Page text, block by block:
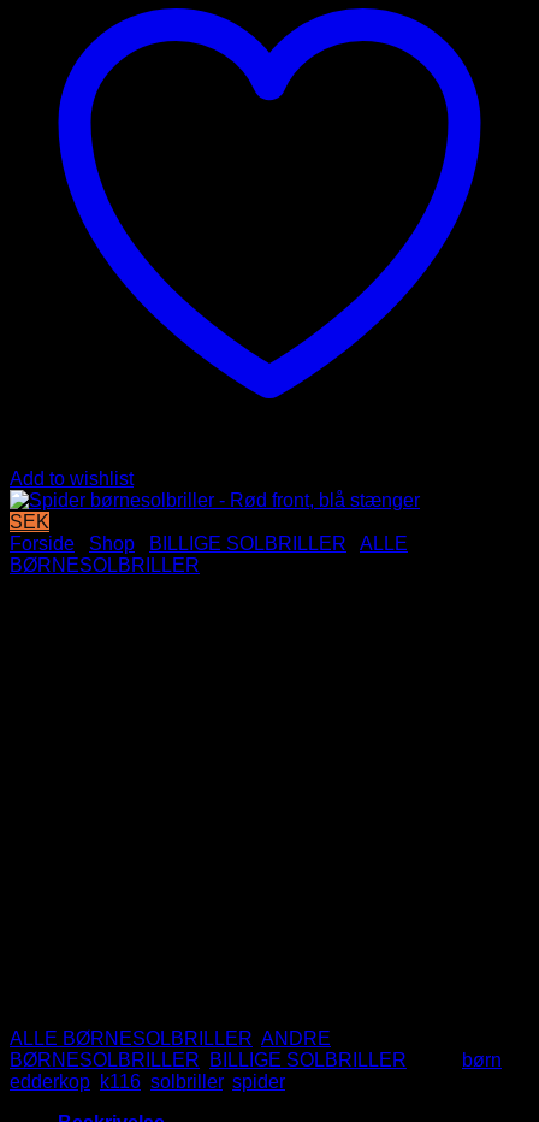
Add to wishlist
SEK
Forside
Shop BILLIGE SOLBRILLER
ALLE
BØRNESOLBRILLER
ALLE BØRNESOLBRILLER ANDRE
BØRNESOLBRILLER
BILLIGE SOLBRILLER børn
edderkop k116 solbriller, spider